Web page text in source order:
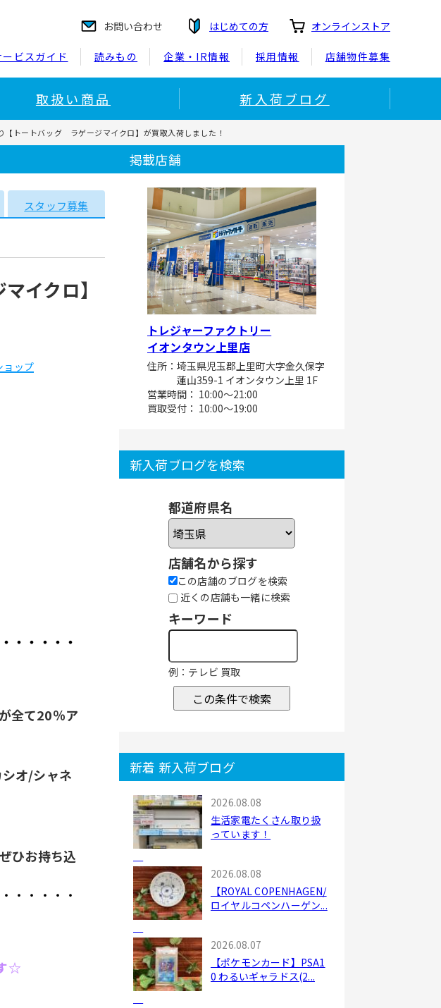
お問い合わせ はじめての方 オンラインストア
ービスガイド 読みもの 企業・IR情報 採用情報 店舗物件募集
取扱い商品 新入荷ブログ
【トートバッグ ラゲージマイクロ】が買取入荷しました！
スタッフ募集
イクロ】
ョップ
・・・・・
全て20％ア
オ/シャネ
ひお持ち込
・・・・・
☆
掲載店舗
トレジャーファクトリー
イオンタウン上里店
住所：埼玉県児玉郡上里町大字金久保字
蓮山359-1 イオンタウン上里 1F
営業時間： 10:00～21:00
買取受付： 10:00～19:00
新入荷ブログを検索
都道府県名
店舗名から探す
この店舗のブログを検索
近くの店舗も一緒に検索
キーワード
例：テレビ 買取
この条件で検索
新着 新入荷ブログ
2026.08.08
生活家電たくさん取り扱
っています！
2026.08.08
【ROYAL COPENHAGEN/
ロイヤルコペンハーゲン...
2026.08.07
【ポケモンカード】PSA1
0 わるいギャラドス(2...